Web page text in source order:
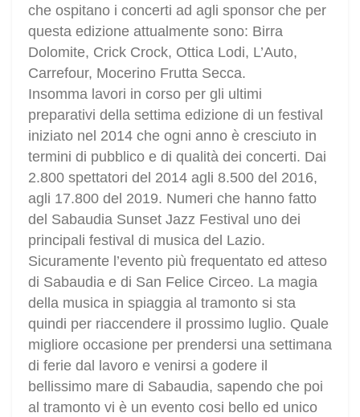
che ospitano i concerti ad agli sponsor che per
questa edizione attualmente sono: Birra
Dolomite, Crick Crock, Ottica Lodi, L’Auto,
Carrefour, Mocerino Frutta Secca.
Insomma lavori in corso per gli ultimi
preparativi della settima edizione di un festival
iniziato nel 2014 che ogni anno è cresciuto in
termini di pubblico e di qualità dei concerti. Dai
2.800 spettatori del 2014 agli 8.500 del 2016,
agli 17.800 del 2019. Numeri che hanno fatto
del Sabaudia Sunset Jazz Festival uno dei
principali festival di musica del Lazio.
Sicuramente l’evento più frequentato ed atteso
di Sabaudia e di San Felice Circeo. La magia
della musica in spiaggia al tramonto si sta
quindi per riaccendere il prossimo luglio. Quale
migliore occasione per prendersi una settimana
di ferie dal lavoro e venirsi a godere il
bellissimo mare di Sabaudia, sapendo che poi
al tramonto vi è un evento cosi bello ed unico